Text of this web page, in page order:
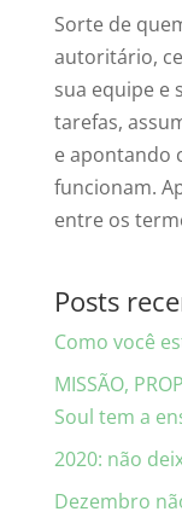
Sorte de
autoritário,
sua equipe e
tarefas,
e apontando
funcionam.
entre os
Posts
Como você
MISSÃO,
Soul tem a
2020: não
Dezembro